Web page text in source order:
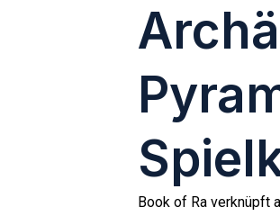
Book of Ra verknüpft